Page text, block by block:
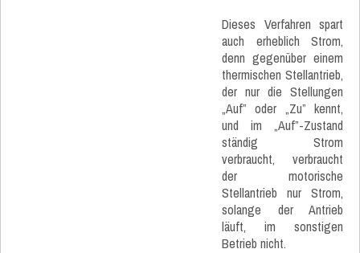
Dieses Verfahren spart
auch erheblich Strom,
denn gegenüber einem
thermischen Stellantrieb,
der nur die Stellungen
„Auf” oder „Zu” kennt,
und im „Auf”-Zustand
ständig Strom
verbraucht, verbraucht
der motorische
Stellantrieb nur Strom,
solange der Antrieb
läuft, im sonstigen
Betrieb nicht.